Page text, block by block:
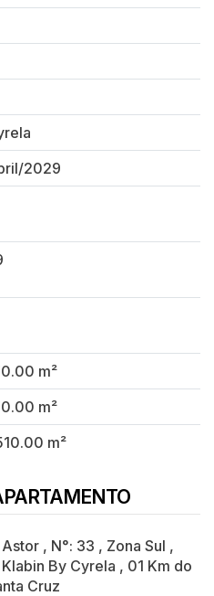
2029
m²
m²
m²
Astor , N°: 33 , Zona Sul ,
By Cyrela , 01 Km do
Cruz